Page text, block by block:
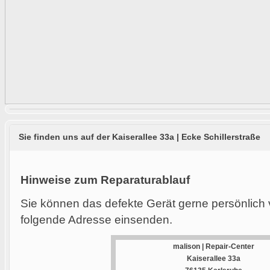
Sie finden uns auf der Kaiserallee 33a | Ecke Schillerstraße
Hinweise zum Reparaturablauf
Sie können das defekte Gerät gerne
folgende Adresse einsenden.
malison | Repair-Center
Kaiserallee 33a